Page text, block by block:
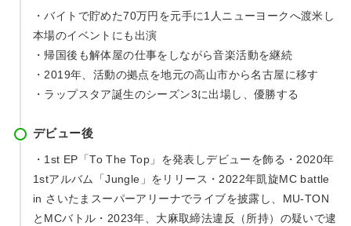
・バイトで貯めた70万円を元手に1人ニューヨークへ渡米し
本場のイベントにも出演
・帰国後も解体屋の仕事をしながら音楽活動を継続
・2019年、活動の拠点を地元の高山市から名古屋に移す
・ラップスタア誕生のシーズン3に出場し、優勝する
デビュー後
・1st EP「To The Top」を発表しデビューを飾る・2020年
1stアルバム「Jungle」をリリース・2022年凱旋MC battle
in さいたまスーパーアリーナでライブを披露し、MU-TON
とMCバトル・2023年、大麻取締法違反（所持）の疑いで逮